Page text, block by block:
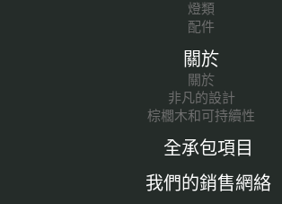
燈類
配件
關於
關於
非凡的設計
棕櫚木和可持續性
全承包項目
我們的銷售網絡